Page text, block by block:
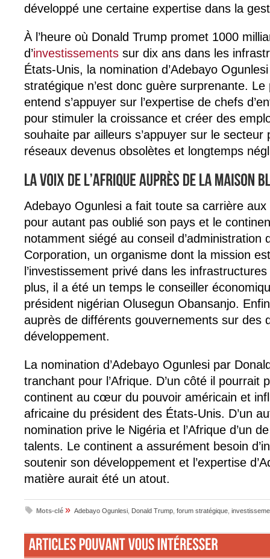
développé une certaine expertise dans la
À l’heure où Donald Trump promet 1000
d’investissements sur dix ans dans les
États-Unis, la nomination d’Adebayo
stratégique n’est donc guère surprenante.
entend s’appuyer sur l’expertise de chefs
pour stimuler la croissance et créer des
souhaite par ailleurs s’appuyer sur le
réseaux devenus obsolètes et longtemps
Adebayo Ogunlesi a fait toute sa carrière aux
pour autant pas oublié son pays et le
notamment siégé au conseil d’administration
Corporation, un organisme dont la mission
l’investissement privé dans les
plus, il a été un temps le conseiller
président nigérian Olusegun Obansanjo.
auprès de différents gouvernements sur des
développement.
La nomination d’Adebayo Ogunlesi par
tranchant pour l’Afrique. D’un côté il pourrait
continent au cœur du pouvoir américain et
africaine du président des États-Unis. D’un
nomination prive le Nigéria et l’Afrique d’un
talents. Le continent a assurément besoin
soutenir son développement et l’expertise
matière aurait été un atout.
Mots-clé » Adebayo Ogunlesi Donald Trump forum stratégique